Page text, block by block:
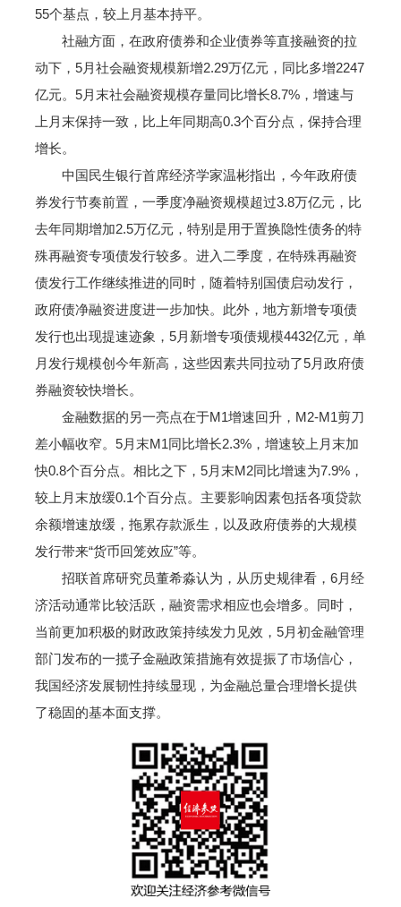
55个基点，较上月基本持平。
社融方面，在政府债券和企业债券等直接融资的拉
动下，5月社会融资规模新增2.29万亿元，同比多增2247
亿元。5月末社会融资规模存量同比增长8.7%，增速与
上月末保持一致，比上年同期高0.3个百分点，保持合理
增长。
中国民生银行首席经济学家温彬指出，今年政府债
券发行节奏前置，一季度净融资规模超过3.8万亿元，比
去年同期增加2.5万亿元，特别是用于置换隐性债务的特
殊再融资专项债发行较多。进入二季度，在特殊再融资
债发行工作继续推进的同时，随着特别国债启动发行，
政府债净融资进度进一步加快。此外，地方新增专项债
发行也出现提速迹象，5月新增专项债规模4432亿元，单
月发行规模创今年新高，这些因素共同拉动了5月政府债
券融资较快增长。
金融数据的另一亮点在于M1增速回升，M2-M1剪刀
差小幅收窄。5月末M1同比增长2.3%，增速较上月末加
快0.8个百分点。相比之下，5月末M2同比增速为7.9%，
较上月末放缓0.1个百分点。主要影响因素包括各项贷款
余额增速放缓，拖累存款派生，以及政府债券的大规模
发行带来“货币回笼效应”等。
招联首席研究员董希淼认为，从历史规律看，6月经
济活动通常比较活跃，融资需求相应也会增多。同时，
当前更加积极的财政政策持续发力见效，5月初金融管理
部门发布的一揽子金融政策措施有效提振了市场信心，
我国经济发展韧性持续显现，为金融总量合理增长提供
了稳固的基本面支撑。